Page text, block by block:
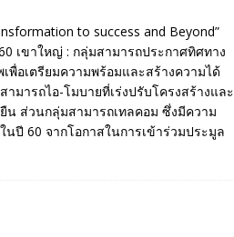
to success and Beyond”
เขาใหญ่ : กลุ่มสามารถประกาศทิศทาง
พื่อเตรียมความพร้อมและสร้างความได้
มารถไอ-โมบายที่เร่งปรับโครงสร้างและ
น ส่วนกลุ่มสามารถเทลคอม ซึ่งมีความ
ปี 60 จากโอกาสในการเข้าร่วมประมูล